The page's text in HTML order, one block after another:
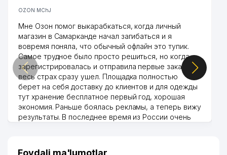
OZON MChJ
Мне Озон помог выкарабкаться, когда личный
магазин в Самарканде начал загибаться и я
вовремя поняла, что обычный офлайн это тупик.
Самое трудное было просто решиться, но когда
зарегистрировалась и отправила первые заказы,
весь страх сразу ушел. Площадка полностью
берет на себя доставку до клиентов и для одежды
тут хранение бесплатное первый год, хорошая
экономия. Раньше боялась рекламы, а теперь вижу
результаты. В последнее время из России очень
дальше развиваюсь потихоньку😊
Foydali ma'lumotlar